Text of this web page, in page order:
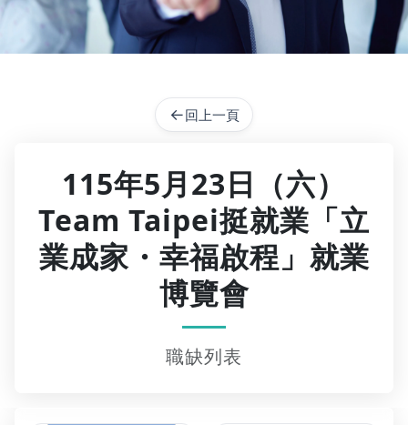
←回上一頁
115年5月23日（六）
Team Taipei挺就業「立
業成家・幸福啟程」就業
博覽會
職缺列表